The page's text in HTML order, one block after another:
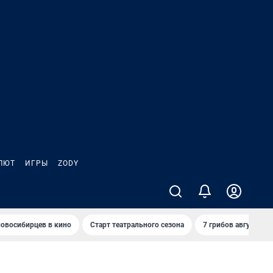
ИГРЫ ZODY
в кино Старт театрального сезона 7 грибов августа